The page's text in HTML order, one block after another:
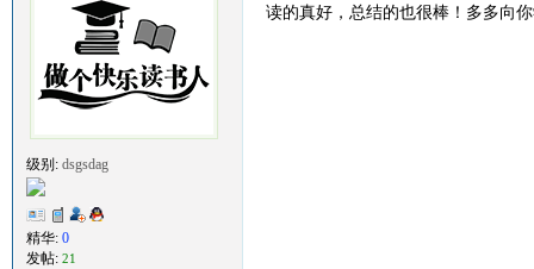
级别: dsgsdag
精华: 0
发帖: 21
读的真好，总结的也很棒！多多向